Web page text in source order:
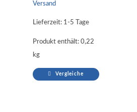
Versand
Lieferzeit: 1-5 Tage
Produkt enthält: 0,22
kg
Vergleiche